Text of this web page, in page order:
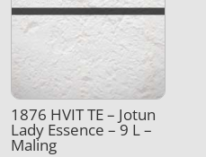
1876 HVIT TE – Jotun
Lady Essence – 9 L –
Maling